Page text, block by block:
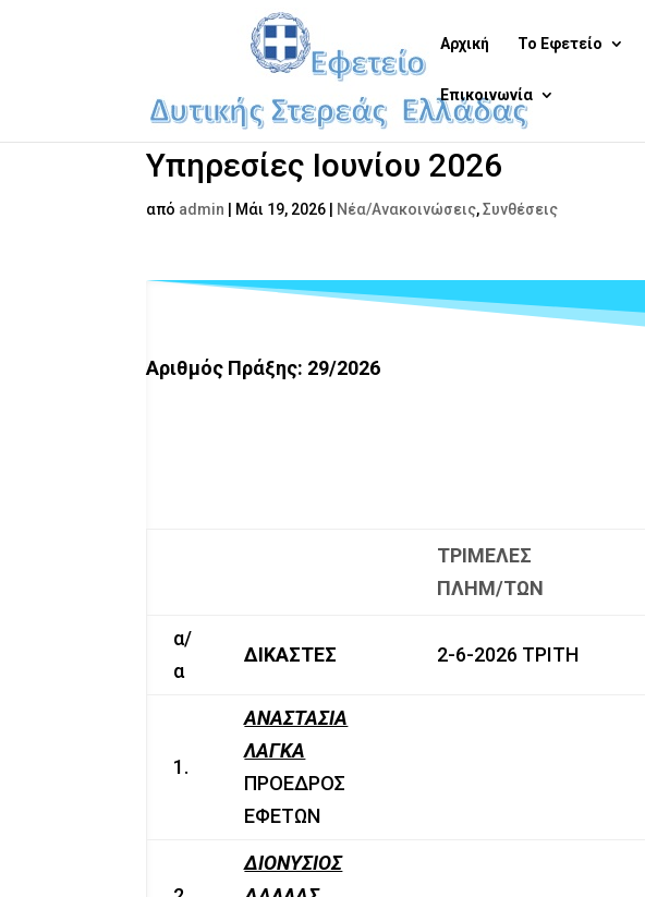
Αρχική Το Εφετείο
Επικοινωνία
Υπηρεσίες Ιουνίου 2026
από admin Μάι 19, 2026 Νέα/Ανακοινώσεις,Συνθέσεις
Αριθμός Πράξης: 29/2026
ΤΡΙΜΕΛΕΣ
ΠΛΗΜ/ΤΩΝ
α/
α
ΔΙΚΑΣΤΕΣ 2-6-2026 ΤΡΙΤΗ
1.
ΑΝΑΣΤΑΣΙΑ
ΛΑΓΚΑ
ΠΡΟΕΔΡΟΣ
ΕΦΕΤΩΝ
ΔΙΟΝΥΣΙΟΣ